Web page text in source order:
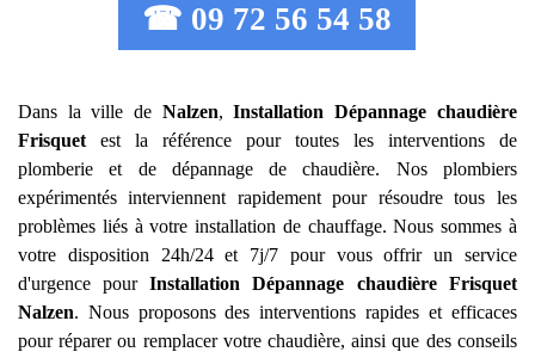
☎ 09 72 56 54 58
Dans la ville de Nalzen,Installation Dépannage chaudière
Frisquet est la référence pour toutes les interventions de
plomberie et de dépannage de chaudière. Nos plombiers
expérimentés interviennent rapidement pour résoudre tous les
problèmes liés à votre installation de chauffage. Nous sommes à
votre disposition 24h/24 et 7j/7 pour vous offrir un service
d'urgence pourInstallation Dépannage chaudière Frisquet
Nalzen. Nous proposons des interventions rapides et efficaces
pour réparer ou remplacer votre chaudière, ainsi que des conseils